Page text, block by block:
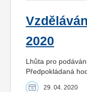
2020
Lhůta pro
Předpokládaná
29. 04. 2020